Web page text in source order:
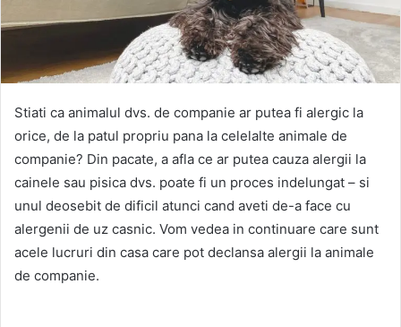
Stiati ca animalul dvs. de companie ar putea fi alergic la
orice, de la patul propriu pana la celelalte animale de
companie? Din pacate, a afla ce ar putea cauza alergii la
cainele sau pisica dvs. poate fi un proces indelungat – si
unul deosebit de dificil atunci cand aveti de-a face cu
alergenii de uz casnic. Vom vedea in continuare care sunt
acele lucruri din casa care pot declansa alergii la animale
de companie.